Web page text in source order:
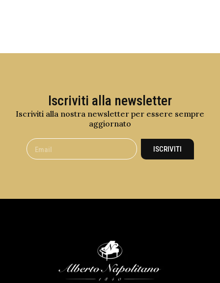
Iscriviti alla newsletter
Iscriviti alla nostra newsletter per essere sempre
aggiornato
ISCRIVITI